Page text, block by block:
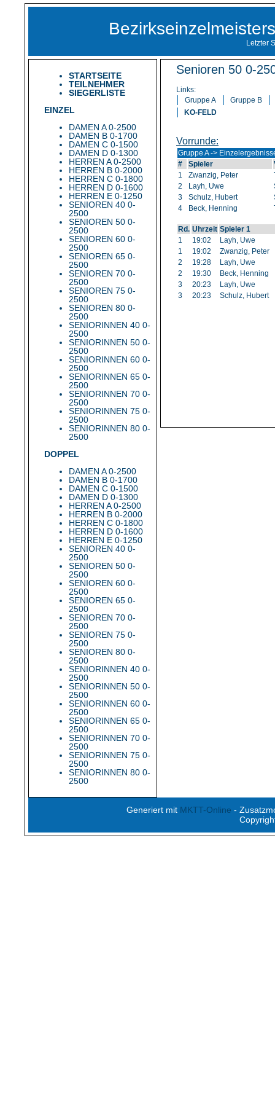
Letzter
STARTSEITE
TEILNEHMER
SIEGERLISTE
EINZEL
DAMEN A 0-2500
DAMEN B 0-1700
DAMEN C 0-1500
DAMEN D 0-1300
HERREN A 0-2500
HERREN B 0-2000
HERREN C 0-1800
HERREN D 0-1600
HERREN E 0-1250
SENIOREN 40 0-
2500
SENIOREN 50 0-
2500
SENIOREN 60 0-
2500
SENIOREN 65 0-
2500
SENIOREN 70 0-
2500
SENIOREN 75 0-
2500
SENIOREN 80 0-
2500
SENIORINNEN 40 0-
2500
SENIORINNEN 50 0-
2500
SENIORINNEN 60 0-
2500
SENIORINNEN 65 0-
2500
SENIORINNEN 70 0-
2500
SENIORINNEN 75 0-
2500
SENIORINNEN 80 0-
2500
DOPPEL
DAMEN A 0-2500
DAMEN B 0-1700
DAMEN C 0-1500
DAMEN D 0-1300
HERREN A 0-2500
HERREN B 0-2000
HERREN C 0-1800
HERREN D 0-1600
HERREN E 0-1250
SENIOREN 40 0-
2500
SENIOREN 50 0-
2500
SENIOREN 60 0-
2500
SENIOREN 65 0-
2500
SENIOREN 70 0-
2500
SENIOREN 75 0-
2500
SENIOREN 80 0-
2500
SENIORINNEN 40 0-
2500
SENIORINNEN 50 0-
2500
SENIORINNEN 60 0-
2500
SENIORINNEN 65 0-
2500
SENIORINNEN 70 0-
2500
SENIORINNEN 75 0-
2500
SENIORINNEN 80 0-
2500
Senioren 50 0-
Links:
Gruppe A
Gruppe B
KO-FELD
Vorrunde:
Gruppe A ->
#
Spieler
1
Zwanzig, Peter
2
Layh, Uwe
3
Schulz, Hubert
4
Beck, Henning
Rd. Uhrzeit Spieler 1
1
19:02
Layh, Uwe
1
19:02
Zwanzig, Peter
2
19:28
Layh, Uwe
2
19:30
Beck, Henning
3
20:23
Layh, Uwe
3
20:23 Schulz, Hubert
Generiert mit MKTT-Online -